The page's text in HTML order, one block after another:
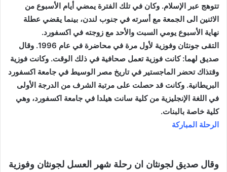
تتوهج عبر الإسلام. وكان في تلك الفترة يمضي أيام الأسبوع من
الاثنين الى الجمعة مع أسرته في جنوب لندن، بينما يقضي عطلة
نهاية الأسبوع يومي السبت والأحد مع زوجته في اكسفورد.
التقى جونثان وفوزية لأول مرة في محاضرة في عام 1996. وقال
صديق لهما: كانت فوزية تعمل صحافية في ذلك الوقت. وكانت فوزية
وقتذاك تحضر الماجستير في تاريخ مصر الوسيط في جامعة اكسفورد
البريطانية. وكانت قد حصلت على مرتبة الشرف من الدرجة الأولى
في اللغة الإنجليزية من كلية سانت هيلدا في جامعة اكسفورد، وهي
كلية خاصة بالبنات.
الرحلة المباركة
وقال صديق لجونثان ان رحلة شهر العسل لجونثان وفوزية